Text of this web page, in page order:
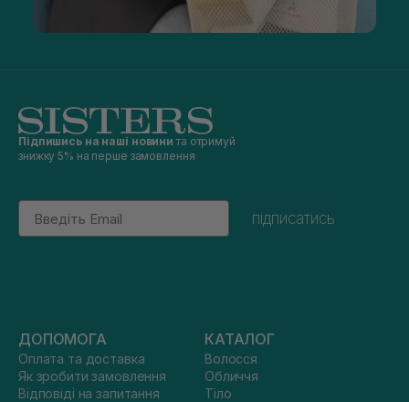
Підпишись на наші новини та отримуй
знижку 5% на перше замовлення
Email
підписатись
ДОПОМОГА
Оплата та доставка
Як зробити замовлення
Відповіді на запитання
КАТАЛОГ
Волосся
Обличчя
Тіло